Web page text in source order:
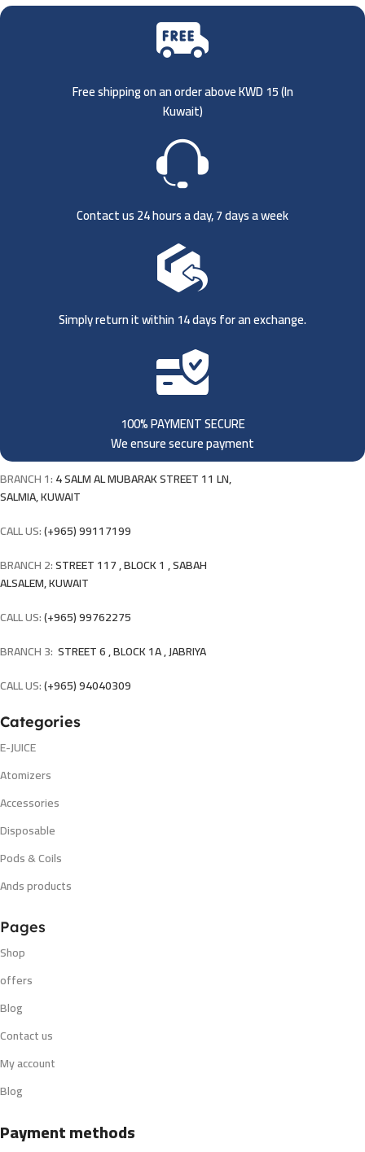
Free shipping on an order above KWD 15 (In
Kuwait)
Contact us 24 hours a day, 7 days a week
Simply return it within 14 days for an exchange.
100% PAYMENT SECURE
We ensure secure payment
BRANCH 1:4 SALM AL MUBARAK STREET 11 LN,
SALMIA, KUWAIT
CALL US:(+965) 99117199
BRANCH 2:STREET 117 , BLOCK 1 , SABAH
ALSALEM, KUWAIT
CALL US:(+965) 99762275
BRANCH 3: STREET 6 , BLOCK 1A , JABRIYA
CALL US:(+965) 94040309
Categories
E-JUICE
Atomizers
Accessories
Disposable
Pods & Coils
Ands products
Pages
Shop
offers
Blog
Contact us
My account
Blog
Payment methods